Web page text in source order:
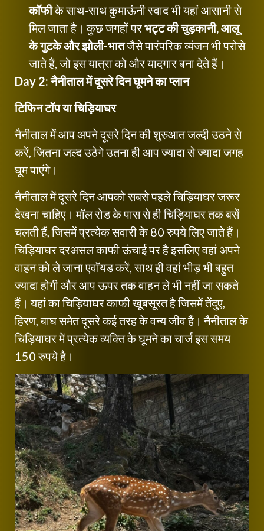
कॉफीके साथ-साथ कुमाऊंनी स्वाद भी यहां आसानी से
मिल जाता है। कुछ जगहों परभट्ट की चुड़कानी, आलू
के गुटके और झोली-भातजैसे पारंपरिक व्यंजन भी परोसे
जाते हैं, जो इस यात्रा को और यादगार बना देते हैं।
Day 2:नैनीताल में दूसरे दिन घूमने का प्लान
टिफिन टॉप या चिड़ियाघर
नैनीताल में आप अपने दूसरे दिन की शुरुआत जल्दी उठने से
करें, जितना जल्द उठेगे उतना ही आप ज्यादा से ज्यादा जगह
घूम पाएंगे।
नैनीताल में दूसरे दिन आपको सबसे पहले चिड़ियाघर जरूर
देखना चाहिए। मॉल रोड के पास से ही चिड़ियाघर तक बसें
चलती हैं, जिसमें प्रत्येक सवारी के 80 रुपये लिए जाते हैं।
चिड़ियाघर दरअसल काफी ऊंचाई पर है इसलिए वहां अपने
वाहन को ले जाना एवॉयड करें, साथ ही वहां भीड़ भी बहुत
ज्यादा होगी और आप ऊपर तक वाहन ले भी नहीं जा सकते
हैं। यहां का चिड़ियाघर काफी खूबसूरत है जिसमें तेंदुए,
हिरण, बाघ समेत दूसरे कई तरह के वन्य जीव हैं। नैनीताल के
चिड़ियाघर में प्रत्येक व्यक्ति के घूमने का चार्ज इस समय
150 रुपये है।